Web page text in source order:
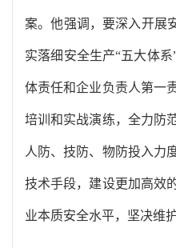
案。他强调，要深入开展
实落细安全生产“五大体
体责任和企业负责人第一
培训和实战演练，全力防
人防、技防、物防投入力
技术手段，建设更加高效
业本质安全水平，坚决维